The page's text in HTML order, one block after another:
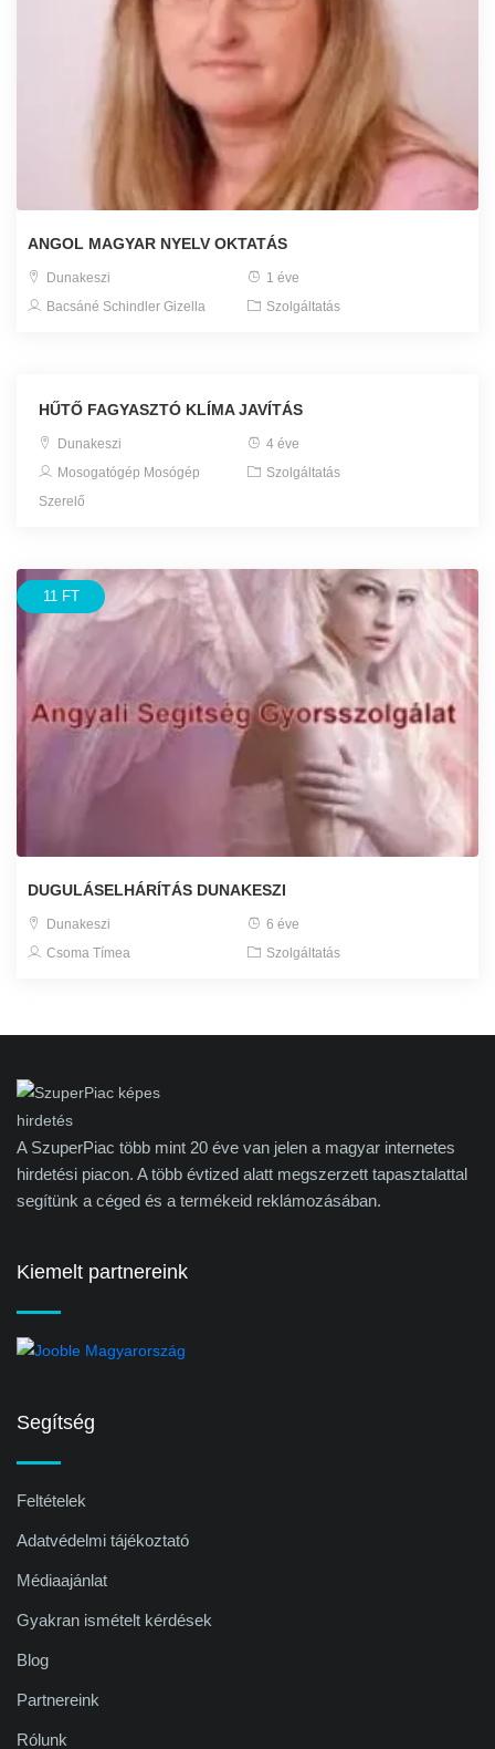
ANGOL MAGYAR NYELV OKTATÁS
Dunakeszi
1 éve
Bacsáné Schindler Gizella
Szolgáltatás
HŰTŐ FAGYASZTÓ KLÍMA JAVÍTÁS
Dunakeszi
4 éve
Mosogatógép Mosógép
Szerelő
Szolgáltatás
11 FT
DUGULÁSELHÁRÍTÁS DUNAKESZI
Dunakeszi
6 éve
Csoma Tímea
Szolgáltatás
A SzuperPiac több mint 20 éve van jelen a magyar internetes
hirdetési piacon. A több évtized alatt megszerzett tapasztalattal
segítünk a céged és a termékeid reklámozásában.
Kiemelt partnereink
Segítség
Feltételek
Adatvédelmi tájékoztató
Médiaajánlat
Gyakran ismételt kérdések
Blog
Partnereink
Rólunk